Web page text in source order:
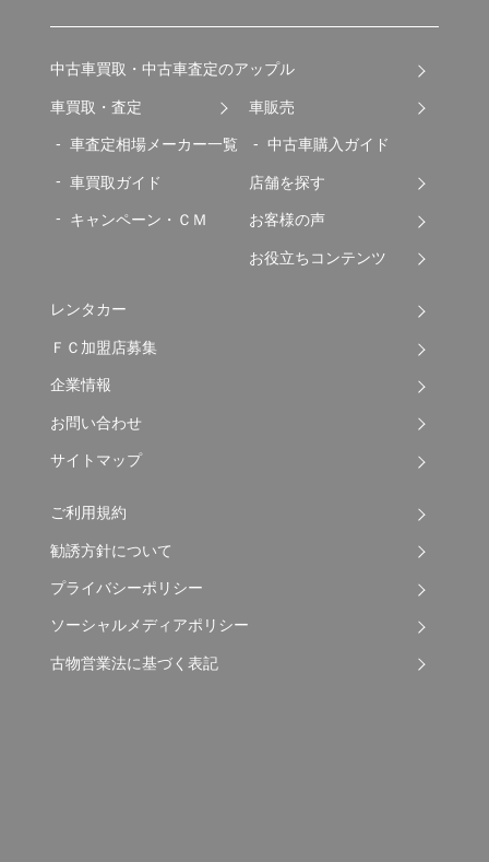
中古車買取・中古車査定のアップル
車買取・査定
車査定相場メーカー一覧
車買取ガイド
キャンペーン・ＣＭ
車販売
中古車購入ガイド
店舗を探す
お客様の声
お役立ちコンテンツ
レンタカー
ＦＣ加盟店募集
企業情報
お問い合わせ
サイトマップ
ご利用規約
勧誘方針について
プライバシーポリシー
ソーシャルメディアポリシー
古物営業法に基づく表記